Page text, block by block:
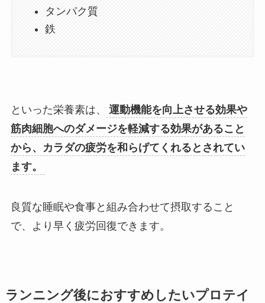
タンパク質
鉄
といった栄養素は、
運動機能を向上させる効果や
筋肉細胞へのダメージを軽減する効果があること
から、カラダの疲労を和らげてくれるとされてい
ます。
良質な睡眠や食事と組み合わせて摂取すること
で、より早く疲労回復できます。
ランニング後におすすめしたいプロテイ